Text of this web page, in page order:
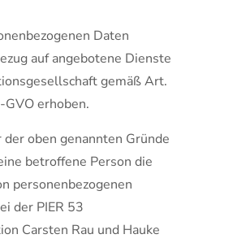
Daten
auf angebotene Dienste
gemäß Art.
erhoben.
der oben genannten Gründe
betroffene Person die
personenbezogenen
der PIER 53
Carsten Rau und Hauke